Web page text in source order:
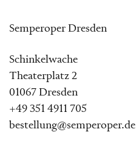
Semperoper Dresden
Schinkelwache
Theaterplatz 2
01067 Dresden
+49 351 4911 705
bestellung@semperoper.de